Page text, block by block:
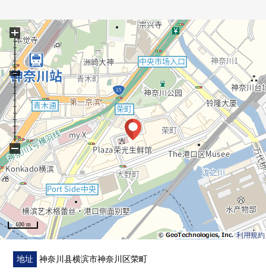
・计划回报率：一年4.2%
・年计划的租金收入：2,160,000日元
※计划利润率是对销售价格的年的计划租金收入(包括
公益金等在内)的比例，
是为保持公共税费其他相关房产需要的费用的扣除
前的数据。
※年计划租金收入在现租金(包括公益金等在内)的基础
上计算了。
然而，不是保证计划租金收入的东西。
■ 比负责人━━━━━━━━━━━━━━━・・・・・
也把周围房源合起来，不仅周边环境以及设施的向导而
且，能介绍。
另外，买房时的各项费用，住宅贷款(月的偿还例)，
因为也接受资金计划的需讨论所以，
当有了兴趣的时候，在下方，
利用規約
100 m
+
−
地址 神奈川县横滨市神奈川区荣町